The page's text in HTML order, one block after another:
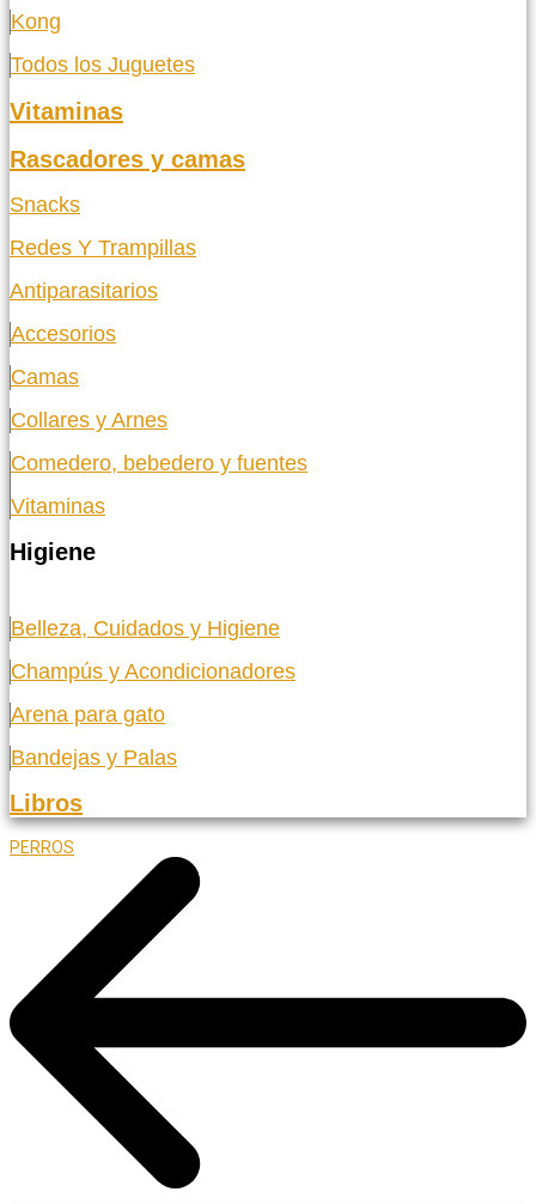
Kong
Todos los Juguetes
Vitaminas
Rascadores y camas
Snacks
Redes Y Trampillas
Antiparasitarios
Accesorios
Camas
Collares y Arnes
Comedero, bebedero y fuentes
Vitaminas
Higiene
Belleza, Cuidados y Higiene
Champús y Acondicionadores
Arena para gato
Bandejas y Palas
Libros
PERROS